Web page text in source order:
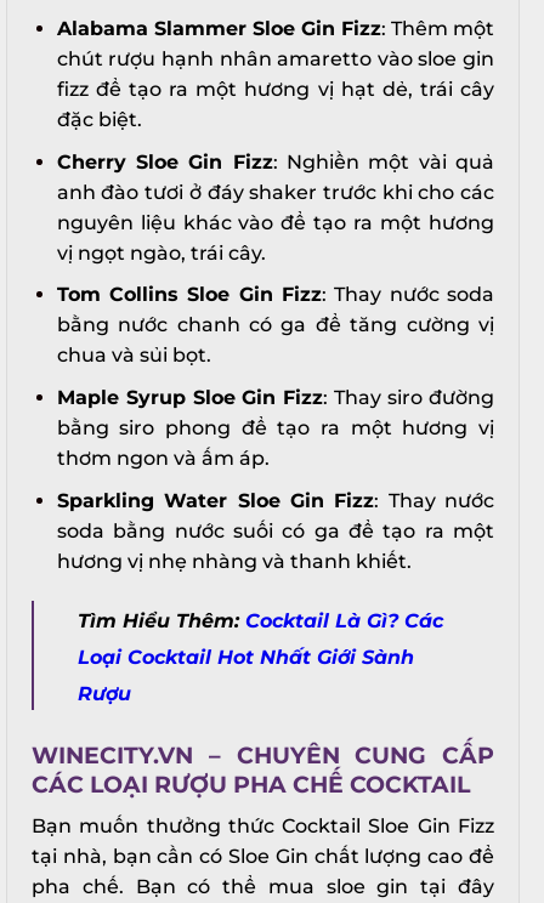
Alabama Slammer Sloe Gin Fizz: Thêm một
chút rượu hạnh nhân amaretto vào sloe gin
fizz để tạo ra một hương vị hạt dẻ, trái cây
đặc biệt.
Cherry Sloe Gin Fizz: Nghiền một vài quả
anh đào tươi ở đáy shaker trước khi cho các
nguyên liệu khác vào để tạo ra một hương
vị ngọt ngào, trái cây.
Tom Collins Sloe Gin Fizz: Thay nước soda
bằng nước chanh có ga để tăng cường vị
chua và sủi bọt.
Maple Syrup Sloe Gin Fizz: Thay siro đường
bằng siro phong để tạo ra một hương vị
thơm ngon và ấm áp.
Sparkling Water Sloe Gin Fizz: Thay nước
soda bằng nước suối có ga để tạo ra một
hương vị nhẹ nhàng và thanh khiết.
Tìm Hiểu Thêm: Cocktail Là Gì? Các
Loại Cocktail Hot Nhất Giới Sành
Rượu
WINECITY.VN – CHUYÊN CUNG CẤP
CÁC LOẠI RƯỢU PHA CHẾ COCKTAIL
Bạn muốn thưởng thức Cocktail Sloe Gin Fizz
tại nhà, bạn cần có Sloe Gin chất lượng cao để
pha chế. Bạn có thể mua sloe gin tại đây